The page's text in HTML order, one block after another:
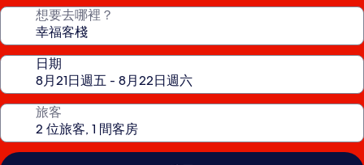
想要去哪裡？
日期
旅客